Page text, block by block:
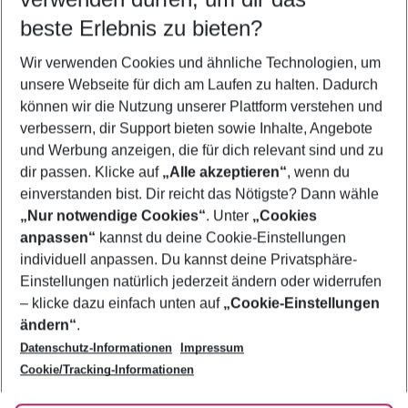
5-8 Nächte
2 Erwachsene Keine Kinder
Mehr Filter anzeigen
Footer
Footer navigation
Über uns
AGB
Bestpreisgarantie
Cookie-Einstellungen ändern
Cookie-Richtlinie
Agenturbetreuung
Barrierefreies Reisen
Folge uns
beste Erlebnis zu bieten?
Wir verwenden Cookies und ähnliche Technologien, um
unsere Webseite für dich am Laufen zu halten. Dadurch
können wir die Nutzung unserer Plattform verstehen und
verbessern, dir Support bieten sowie Inhalte, Angebote
und Werbung anzeigen, die für dich relevant sind und zu
dir passen. Klicke auf „Alle akzeptieren“, wenn du
einverstanden bist. Dir reicht das Nötigste? Dann wähle
„Nur notwendige Cookies“. Unter „Cookies
anpassen“ kannst du deine Cookie-Einstellungen
individuell anpassen. Du kannst deine Privatsphäre-
Einstellungen natürlich jederzeit ändern oder widerrufen
– klicke dazu einfach unten auf „Cookie-Einstellungen
ändern“.
Datenschutz-Informationen
Impressum
Cookie/Tracking-Informationen